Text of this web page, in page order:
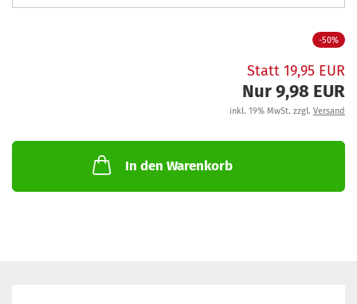
-50%
Statt 19,95 EUR
Nur 9,98 EUR
inkl. 19% MwSt. zzgl. Versand
In den Warenkorb